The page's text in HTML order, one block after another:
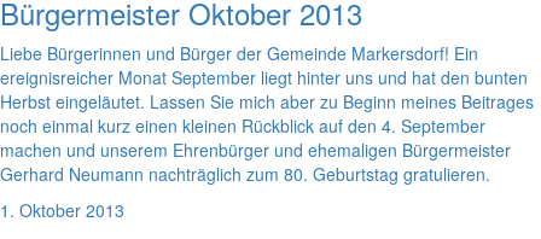
Bürgermeister Oktober 2013
Liebe Bürgerinnen und Bürger der Gemeinde Markersdorf! Ein
ereignisreicher Monat September liegt hinter uns und hat den bunten
Herbst eingeläutet. Lassen Sie mich aber zu Beginn meines Beitrages
noch einmal kurz einen kleinen Rückblick auf den 4. September
machen und unserem Ehrenbürger und ehemaligen Bürgermeister
Gerhard Neumann nachträglich zum 80. Geburtstag gratulieren.
1. Oktober 2013